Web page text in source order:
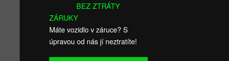
BEZ ZTRÁTY
ZÁRUKY
Máte vozidlo v záruce? S
úpravou od nás jí neztratíte!